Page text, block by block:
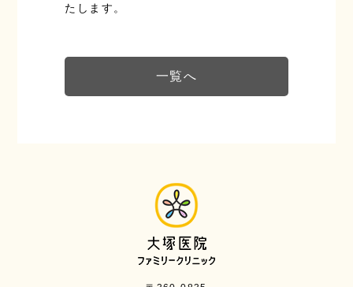
たします。
一覧へ